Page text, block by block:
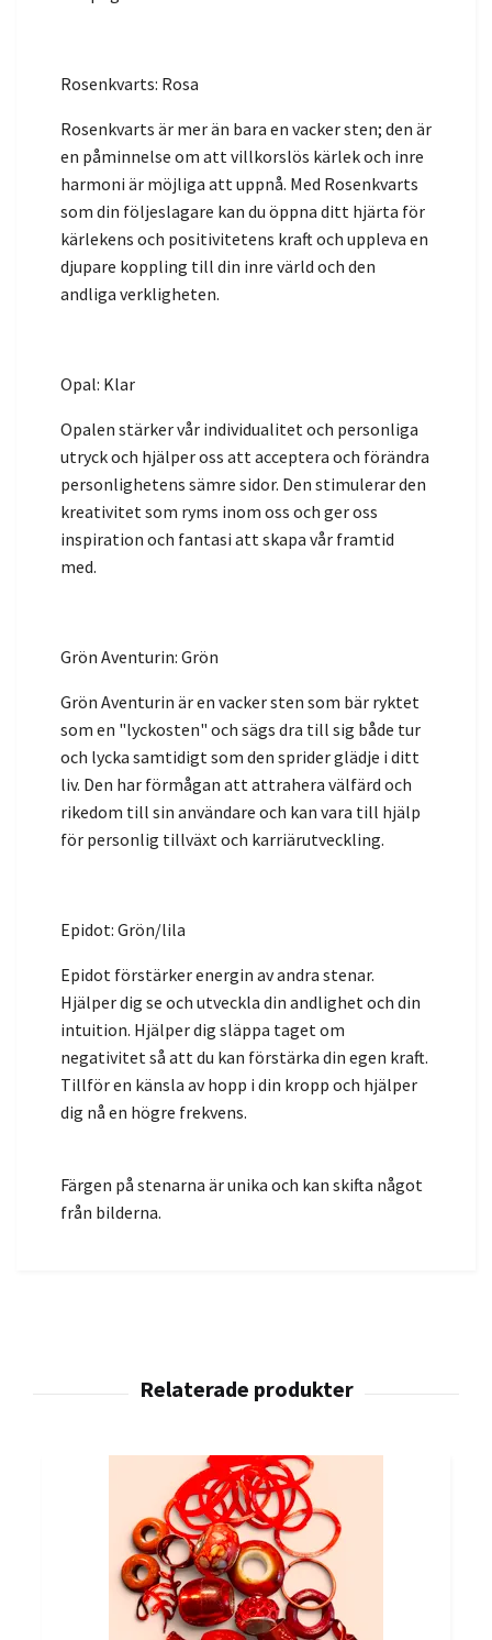
Rosenkvarts: Rosa
Rosenkvarts är mer än bara en vacker sten; den är
en påminnelse om att villkorslös kärlek och inre
harmoni är möjliga att uppnå. Med Rosenkvarts
som din följeslagare kan du öppna ditt hjärta för
kärlekens och positivitetens kraft och uppleva en
djupare koppling till din inre värld och den
andliga verkligheten.
Opal: Klar
Opalen stärker vår individualitet och personliga
utryck och hjälper oss att acceptera och förändra
personlighetens sämre sidor. Den stimulerar den
kreativitet som ryms inom oss och ger oss
inspiration och fantasi att skapa vår framtid
med.
Grön Aventurin: Grön
Grön Aventurin är en vacker sten som bär ryktet
som en "lyckosten" och sägs dra till sig både tur
och lycka samtidigt som den sprider glädje i ditt
liv. Den har förmågan att attrahera välfärd och
rikedom till sin användare och kan vara till hjälp
för personlig tillväxt och karriärutveckling.
Epidot: Grön/lila
Epidot förstärker energin av andra stenar.
Hjälper dig se och utveckla din andlighet och din
intuition. Hjälper dig släppa taget om
negativitet så att du kan förstärka din egen kraft.
Tillför en känsla av hopp i din kropp och hjälper
dig nå en högre frekvens.
Färgen på stenarna är unika och kan skifta något
från bilderna.